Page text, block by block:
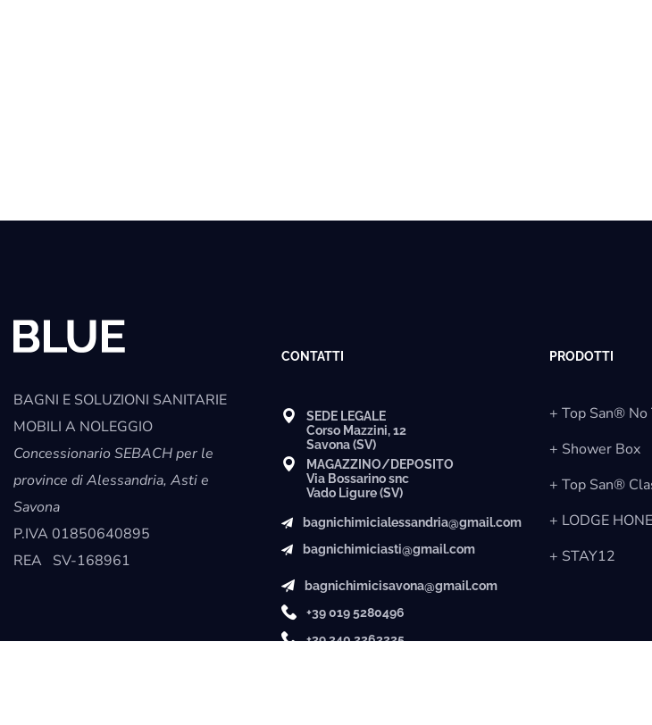
BAGNI E SOLUZIONI SANITARIE
MOBILI A NOLEGGIO
Concessionario SEBACH per le
province di Alessandria, Asti e
Savona
P.IVA01850640895
REA SV-168961
CONTATTI
SEDE LEGALE
Corso Mazzini, 12
Savona (SV)
MAGAZZINO/DEPOSITO
Via Bossarino snc
Vado Ligure (SV)
bagnichimicialessandria@gmail.com
bagnichimiciasti@gmail.com
bagnichimicisavona@gmail.com
+39 019 5280496
+39 340 2263225
PRODOTTI
+ Top San® No
+ Shower Box
+ Top San®
+ LODGE
+ STAY12